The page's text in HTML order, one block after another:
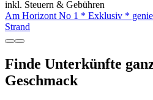
inkl. Steuern & Gebühren
Am Horizont No 1 * Exklusiv *
Strand
Finde Unterkünfte
Geschmack